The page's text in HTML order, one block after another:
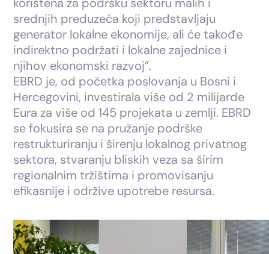
srednjih preduzeća koji predstavljaju
generator lokalne ekonomije, ali će takođe
indirektno podržati i lokalne zajednice i
njihov ekonomski razvoj”.
EBRD je, od početka poslovanja u Bosni i
Hercegovini, investirala više od 2 milijarde
Eura za više od 145 projekata u zemlji. EBRD
se fokusira se na pružanje podrške
restrukturiranju i širenju lokalnog privatnog
sektora, stvaranju bliskih veza sa širim
regionalnim tržištima i promovisanju
efikasnije i održive upotrebe resursa.